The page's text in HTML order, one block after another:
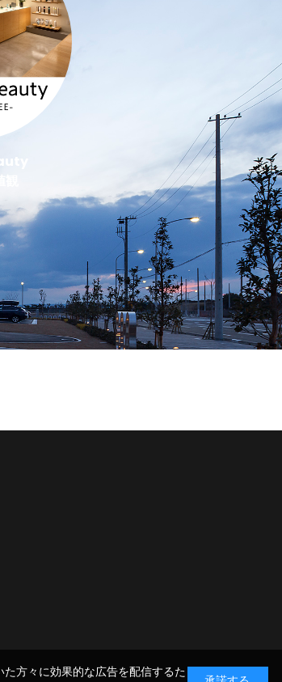
方々に効果的な広告を配信するた